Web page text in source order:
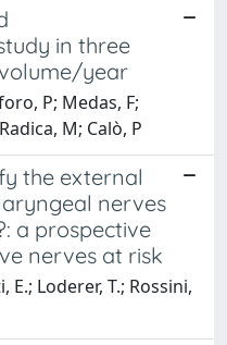
in three
year
P; Medas, F;
M; Calò, P
the external
nerves
a prospective
nerves at risk
E.; Loderer, T.; Rossini,